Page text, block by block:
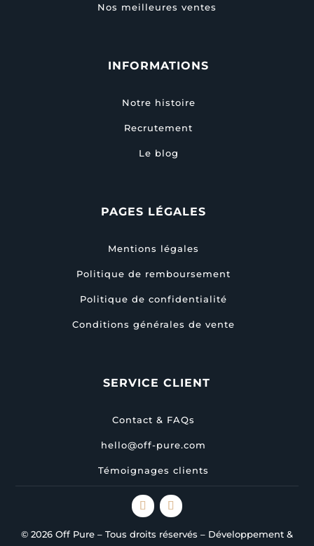
Nos meilleures ventes
INFORMATIONS
Notre histoire
Recrutement
Le blog
PAGES LÉGALES
Mentions légales
Politique de remboursement
Politique de confidentialité
Conditions générales de vente
SERVICE CLIENT
Contact & FAQs
hello@off-pure.com
Témoignages clients
© 2026 Off Pure – Tous droits réservés – Développement &